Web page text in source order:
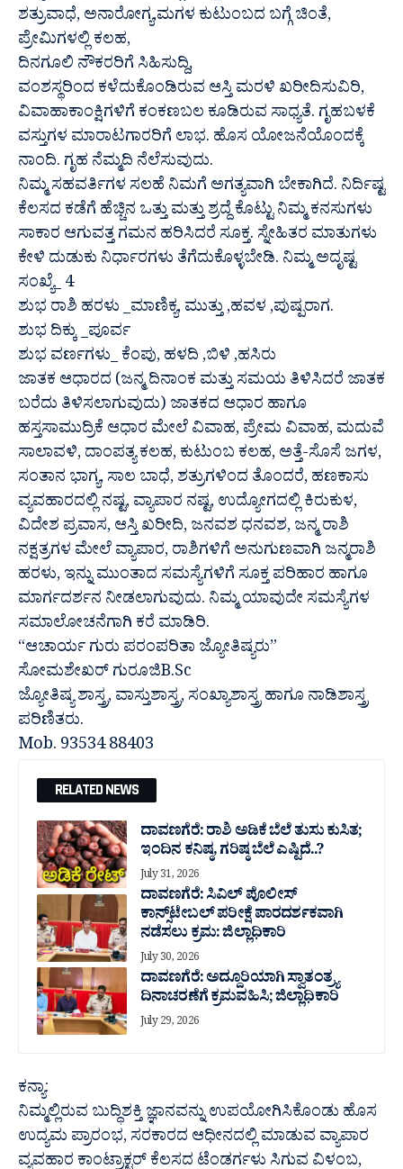
ಶತ್ರುವಾಧೆ, ಅನಾರೋಗ್ಯ,ಮಗಳ ಕುಟುಂಬದ ಬಗ್ಗೆ ಚಿಂತೆ,
ಪ್ರೇಮಿಗಳಲ್ಲಿ ಕಲಹ,
ದಿನಗೂಲಿ ನೌಕರರಿಗೆ ಸಿಹಿಸುದ್ದಿ,
ವಂಶಸ್ಥರಿಂದ ಕಳೆದುಕೊಂಡಿರುವ ಆಸ್ತಿ ಮರಳಿ ಖರೀದಿಸುವಿರಿ,
ವಿವಾಹಾಕಾಂಕ್ಷಿಗಳಿಗೆ ಕಂಕಣಬಲ ಕೂಡಿರುವ ಸಾಧ್ಯತೆ. ಗೃಹಬಳಕೆ
ವಸ್ತುಗಳ ಮಾರಾಟಗಾರರಿಗೆ ಲಾಭ. ಹೊಸ ಯೋಜನೆಯೊಂದಕ್ಕೆ
ನಾಂದಿ. ಗೃಹ ನೆಮ್ಮದಿ ನೆಲೆಸುವುದು.
ನಿಮ್ಮ ಸಹವರ್ತಿಗಳ ಸಲಹೆ ನಿಮಗೆ ಅಗತ್ಯವಾಗಿ ಬೇಕಾಗಿದೆ. ನಿರ್ದಿಷ್ಟ
ಕೆಲಸದ ಕಡೆಗೆ ಹೆಚ್ಚಿನ ಒತ್ತು ಮತ್ತು ಶ್ರದ್ದೆ ಕೊಟ್ಟು ನಿಮ್ಮ ಕನಸುಗಳು
ಸಾಕಾರ ಆಗುವತ್ತ ಗಮನ ಹರಿಸಿದರೆ ಸೂಕ್ತ. ಸ್ನೇಹಿತರ ಮಾತುಗಳು
ಕೇಳಿ ದುಡುಕು ನಿರ್ಧಾರಗಳು ತೆಗೆದುಕೊಳ್ಳಬೇಡಿ. ನಿಮ್ಮ ಅದೃಷ್ಟ
ಸಂಖ್ಯೆ_ 4
ಶುಭ ರಾಶಿ ಹರಳು _ಮಾಣಿಕ್ಯ, ಮುತ್ತು ,ಹವಳ ,ಪುಷ್ಪರಾಗ.
ಶುಭ ದಿಕ್ಕು _ಪೂರ್ವ
ಶುಭ ವರ್ಣಗಳು_ ಕೆಂಪು, ಹಳದಿ ,ಬಿಳಿ ,ಹಸಿರು
ಜಾತಕ ಆಧಾರದ (ಜನ್ಮ ದಿನಾಂಕ ಮತ್ತು ಸಮಯ ತಿಳಿಸಿದರೆ ಜಾತಕ
ಬರೆದು ತಿಳಿಸಲಾಗುವುದು) ಜಾತಕದ ಆಧಾರ ಹಾಗೂ
ಹಸ್ತಸಾಮುದ್ರಿಕೆ ಆಧಾರ ಮೇಲೆ ವಿವಾಹ, ಪ್ರೇಮ ವಿವಾಹ, ಮದುವೆ
ಸಾಲಾವಳಿ, ದಾಂಪತ್ಯ ಕಲಹ, ಕುಟುಂಬ ಕಲಹ, ಅತ್ತೆ-ಸೊಸೆ ಜಗಳ,
ಸಂತಾನ ಭಾಗ್ಯ, ಸಾಲ ಬಾಧೆ, ಶತ್ರುಗಳಿಂದ ತೊಂದರೆ, ಹಣಕಾಸು
ವ್ಯವಹಾರದಲ್ಲಿ ನಷ್ಟ, ವ್ಯಾಪಾರ ನಷ್ಟ, ಉದ್ಯೋಗದಲ್ಲಿ ಕಿರುಕುಳ,
ವಿದೇಶ ಪ್ರವಾಸ, ಆಸ್ತಿ ಖರೀದಿ, ಜನವಶ ಧನವಶ, ಜನ್ಮ ರಾಶಿ
ನಕ್ಷತ್ರಗಳ ಮೇಲೆ ವ್ಯಾಪಾರ, ರಾಶಿಗಳಿಗೆ ಅನುಗುಣವಾಗಿ ಜನ್ಮರಾಶಿ
ಹರಳು, ಇನ್ನು ಮುಂತಾದ ಸಮಸ್ಯೆಗಳಿಗೆ ಸೂಕ್ತ ಪರಿಹಾರ ಹಾಗೂ
ಮಾರ್ಗದರ್ಶನ ನೀಡಲಾಗುವುದು. ನಿಮ್ಮ ಯಾವುದೇ ಸಮಸ್ಯೆಗಳ
ಸಮಾಲೋಚನೆಗಾಗಿ ಕರೆ ಮಾಡಿರಿ.
“ಆಚಾರ್ಯ ಗುರು ಪರಂಪರಿತಾ ಜ್ಯೋತಿಷ್ಯರು”
ಸೋಮಶೇಖರ್ ಗುರೂಜಿB.Sc
ಜ್ಯೋತಿಷ್ಯ ಶಾಸ್ತ್ರ, ವಾಸ್ತುಶಾಸ್ತ್ರ, ಸಂಖ್ಯಾಶಾಸ್ತ್ರ ಹಾಗೂ ನಾಡಿಶಾಸ್ತ್ರ
ಪರಿಣಿತರು.
Mob. 93534 88403
RELATED NEWS
ದಾವಣಗೆರೆ: ರಾಶಿ ಅಡಿಕೆ ಬೆಲೆ ತುಸು‌ ಕುಸಿತ;
ಇಂದಿನ ಕನಿಷ್ಠ, ಗರಿಷ್ಠ ಬೆಲೆ ಎಷ್ಟಿದೆ..?
July 31, 2026
ದಾವಣಗೆರೆ: ಸಿವಿಲ್ ಪೊಲೀಸ್
ಕಾನ್ಸ್‌ಟೇಬಲ್ ಪರೀಕ್ಷೆ ಪಾರದರ್ಶಕವಾಗಿ
ನಡೆಸಲು ಕ್ರಮ: ಜಿಲ್ಲಾಧಿಕಾರಿ
July 30, 2026
ದಾವಣಗೆರೆ: ಅದ್ದೂರಿಯಾಗಿ ಸ್ವಾತಂತ್ರ್ಯ
ದಿನಾಚರಣೆಗೆ ಕ್ರಮವಹಿಸಿ; ಜಿಲ್ಲಾಧಿಕಾರಿ
July 29, 2026
ಕನ್ಯಾ:
ನಿಮ್ಮಲ್ಲಿರುವ ಬುದ್ಧಿಶಕ್ತಿ ಜ್ಞಾನವನ್ನು ಉಪಯೋಗಿಸಿಕೊಂಡು ಹೊಸ
ಉದ್ಯಮ ಪ್ರಾರಂಭ, ಸರಕಾರದ ಆಧೀನದಲ್ಲಿ ಮಾಡುವ ವ್ಯಾಪಾರ
ವ್ಯವಹಾರ ಕಾಂಟ್ರಾಕ್ಟರ್ ಕೆಲಸದ ಟೆಂಡರ್ಗಳು ಸಿಗುವ ವಿಳಂಬ,